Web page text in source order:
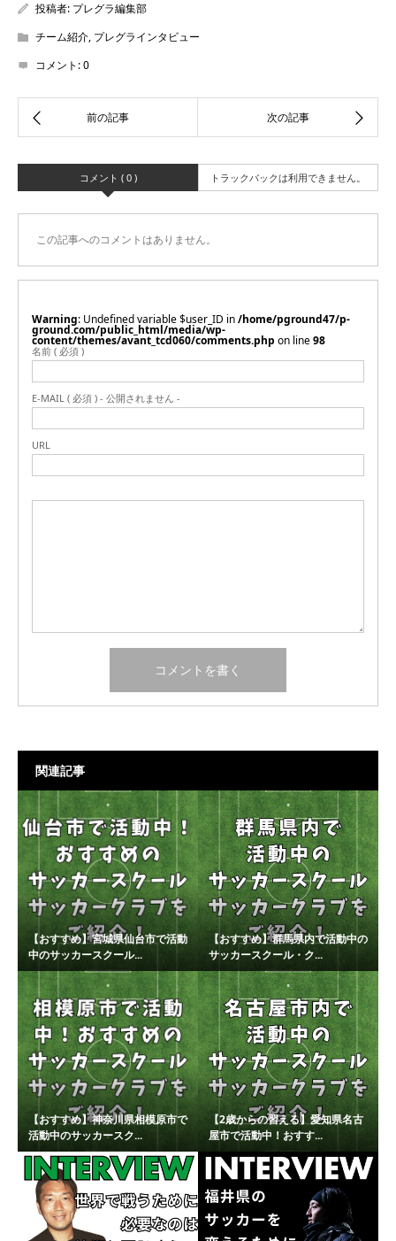
投稿者: プレグラ編集部
チーム紹介, プレグラインタビュー
コメント:0
コメント ( 0 ) トラックバックは利用できません。
この記事へのコメントはありません。
Warning : Undefined variable $user_ID in/home/pground47/p-
ground.com/public_html/media/wp-
content/themes/avant_tcd060/comments.php on line98
名前 ( 必須 )
E-MAIL ( 必須 ) - 公開されません -
URL
関連記事
【おすすめ】宮城県仙台市で活動
中のサッカースクール...
【おすすめ】群馬県内で活動中の
サッカースクール・ク...
【おすすめ】神奈川県相模原市で
活動中のサッカースク...
【2歳からの習える】愛知県名古
屋市で活動中！おすす...